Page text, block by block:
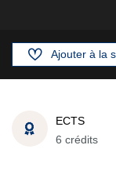
Ajouter à la
ECTS
6 crédits